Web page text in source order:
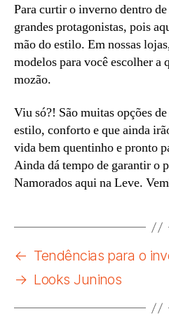
Para curtir o inverno dentro de
grandes protagonistas, pois
mão do estilo. Em nossas
modelos para você escolher a
mozão.
Viu só?! São muitas opções
estilo, conforto e que ainda
vida bem quentinho e pronto
Ainda dá tempo de garantir o
Namorados aqui na Leve.
← Tendências para o
→ Looks Juninos